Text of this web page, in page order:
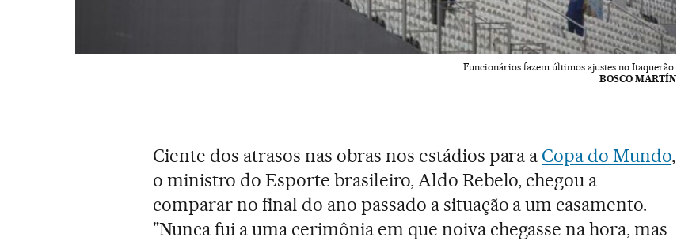
Funcionários fazem últimos ajustes no Itaquerão.
BOSCO MARTÍN
Ciente dos atrasos nas obras nos estádios para a Copa do Mundo,
o ministro do Esporte brasileiro, Aldo Rebelo, chegou a
comparar no final do ano passado a situação a um casamento.
"Nunca fui a uma cerimônia em que noiva chegasse na hora, mas